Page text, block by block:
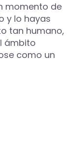
momento de
y lo hayas
tan humano,
ámbito
como un